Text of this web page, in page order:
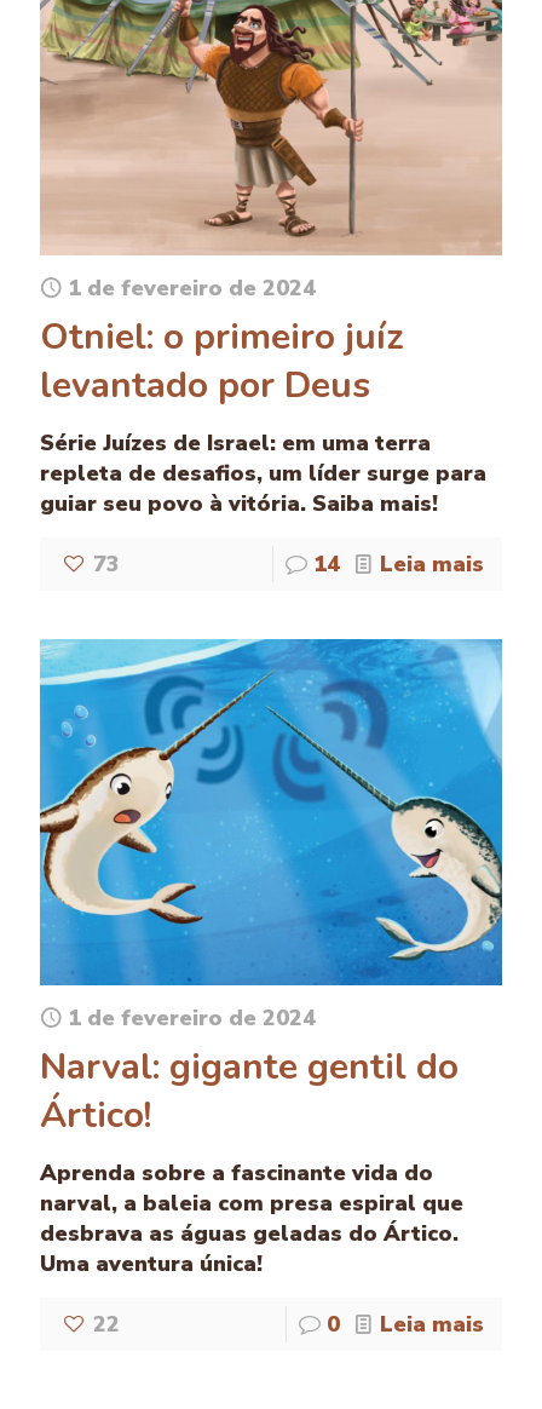
1 de fevereiro de 2024
Otniel: o primeiro juíz
levantado por Deus
Série Juízes de Israel: em uma terra
repleta de desafios, um líder surge para
guiar seu povo à vitória. Saiba mais!
73 14 Leia mais
1 de fevereiro de 2024
Narval: gigante gentil do
Ártico!
Aprenda sobre a fascinante vida do
narval, a baleia com presa espiral que
desbrava as águas geladas do Ártico.
Uma aventura única!
22 0 Leia mais